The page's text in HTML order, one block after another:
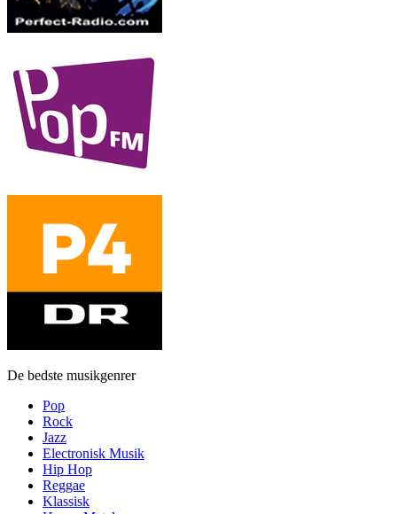
De bedste musikgenrer
Pop
Rock
Jazz
Electronisk Musik
Hip Hop
Reggae
Klassisk